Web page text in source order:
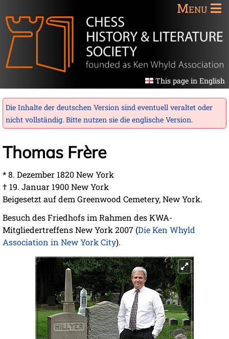
Menu
This page in English
Die Inhalte der deutschen Version sind eventuell veraltet oder
nicht vollständig. Bitte nutzen sie die englische Version.
Thomas Frère
* 8. Dezember 1820 New York
† 19. Januar 1900 New York
Beigesetzt auf dem Greenwood Cemetery, New York.
Besuch des Friedhofs im Rahmen des KWA-
Mitgliedertreffens New York 2007 (Die Ken Whyld
Association in New York City).